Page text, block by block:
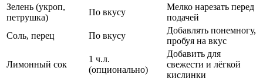
Зелень (укроп,
петрушка)
По вкусу
Мелко нарезать перед
подачей
Соль, перец
По вкусу
Добавлять понемногу,
пробуя на вкус
Лимонный сок
1 ч.л.
(опционально)
Добавить для
свежести и лёгкой
кислинки